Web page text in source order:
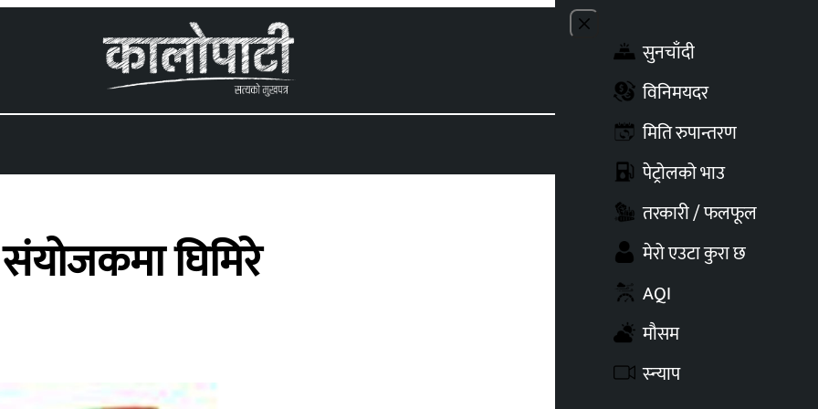
Close menu
सुनचाँदी
विनिमयदर
मिति रुपान्तरण
पेट्रोलको भाउ
तरकारी / फलफूल
मेरो एउटा कुरा छ
AQI
मौसम
स्न्याप
संयोजकमा घिमिरे